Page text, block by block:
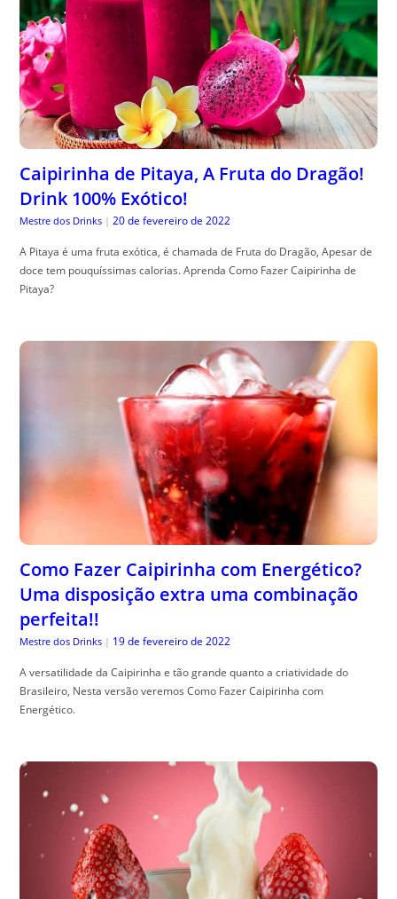
Caipirinha de Pitaya, A Fruta do Dragão!
Drink 100% Exótico!
Mestre dos Drinks | 20 de fevereiro de 2022
A Pitaya é uma fruta exótica, é chamada de Fruta do Dragão, Apesar de
doce tem pouquíssimas calorias. Aprenda Como Fazer Caipirinha de
Pitaya?
Como Fazer Caipirinha com Energético?
Uma disposição extra uma combinação
perfeita!!
Mestre dos Drinks | 19 de fevereiro de 2022
A versatilidade da Caipirinha e tão grande quanto a criatividade do
Brasileiro, Nesta versão veremos Como Fazer Caipirinha com
Energético.